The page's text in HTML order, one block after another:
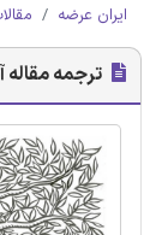
ایران عرضه
ترجمه مقاله